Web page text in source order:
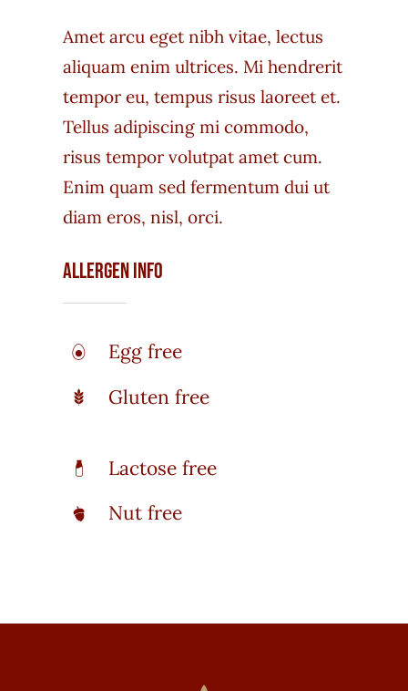
Amet arcu eget nibh vitae, lectus
aliquam enim ultrices. Mi hendrerit
tempor eu, tempus risus laoreet et.
Tellus adipiscing mi commodo,
risus tempor volutpat amet cum.
Enim quam sed fermentum dui ut
diam eros, nisl, orci.
Allergen Info
Egg free
Gluten free
Lactose free
Nut free